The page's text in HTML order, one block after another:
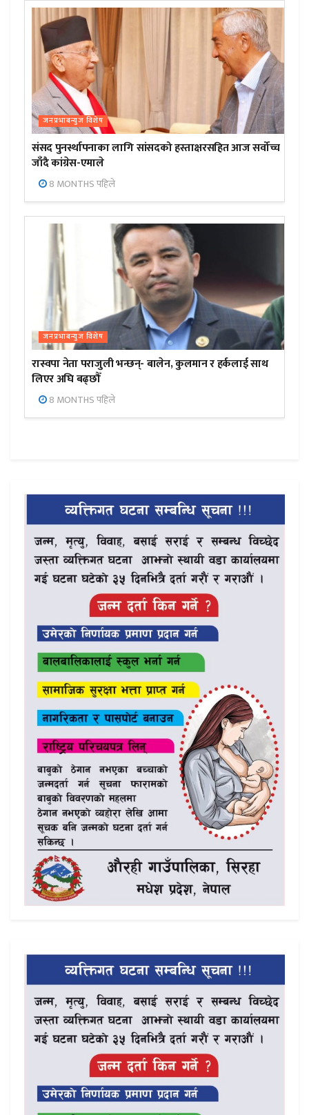
जनप्रभाबन्युज विशेष
संसद पुनर्स्थापनाका लागि सांसदको हस्ताक्षरसहित आज सर्वोच्च
जाँदै कांग्रेस-एमाले
8 MONTHS पहिले
जनप्रभाबन्युज विशेष
रास्वपा नेता पराजुली भन्छन्- बालेन, कुलमान र हर्कलाई साथ
लिएर अघि बढ्छौँ
8 MONTHS पहिले